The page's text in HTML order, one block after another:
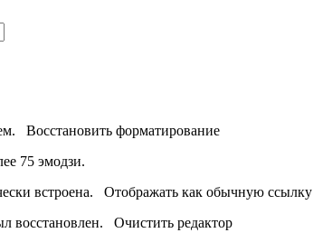
Восстановить форматирование
75 эмодзи.
встроена. Отображать как обычную ссылку
восстановлен. Очистить редактор